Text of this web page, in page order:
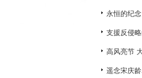
永恒的纪念
支援反侵
高风亮节
遥念宋庆